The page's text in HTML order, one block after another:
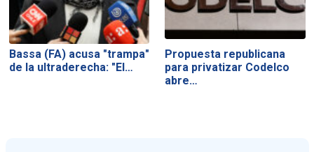
Bassa (FA) acusa "trampa"
de la ultraderecha: "El…
Propuesta republicana
para privatizar Codelco
abre…